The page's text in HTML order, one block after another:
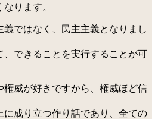
ります。
ではなく、民主主義となりまし
できることを実行することが可
威が好きですから、権威ほど信
成り立つ作り話であり、全ての